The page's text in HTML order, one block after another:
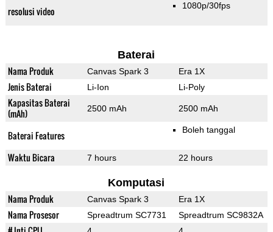
resolusi video 1080p/30fps
Baterai
Nama Produk Canvas Spark 3 Era 1X
Jenis Baterai Li-Ion Li-Poly
Kapasitas Baterai
(mAh)
2500 mAh 2500 mAh
Baterai Features Boleh tanggal
Waktu Bicara 7 hours 22 hours
Komputasi
Nama Produk Canvas Spark 3 Era 1X
Nama Prosesor Spreadtrum SC7731 Spreadtrum SC9832A